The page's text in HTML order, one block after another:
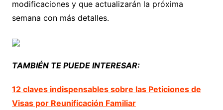
modificaciones y que actualizarán la próxima
semana con más detalles.
TAMBIÉN TE PUEDE INTERESAR:
12 claves indispensables sobre las Peticiones de
Visas por Reunificación Familiar